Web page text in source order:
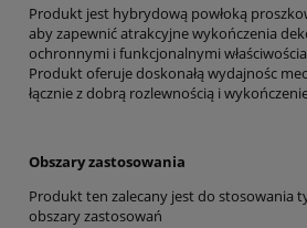
Produkt jest hybrydową powłoką
aby zapewnić atrakcyjne wykończenia
ochronnymi i funkcjonalnymi
Produkt oferuje doskonałą wydajnośc
łącznie z dobrą rozlewnością i
Obszary zastosowania
Produkt ten zalecany jest do stosowania
obszary zastosowań